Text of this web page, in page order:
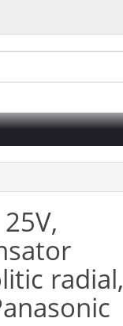
radial,